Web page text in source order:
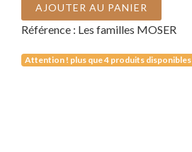
AJOUTER AU PANIER
Référence : Les familles MOSER
Attention ! plus que 4 produits disponibles